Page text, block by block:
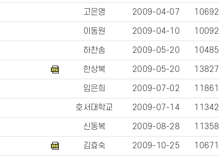
고은영 2009-04-07 10692
이동원 2009-04-10 10092
하찬송 2009-05-20 10485
한상복 2009-05-20 13827
임은희 2009-07-02 11861
호서대학교 2009-07-14 11342
신동복 2009-08-28 11358
김효숙 2009-10-25 10671